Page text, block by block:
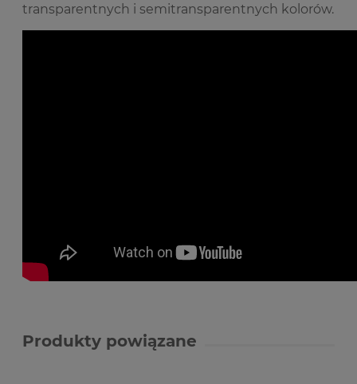
transparentnych i semitransparentnych kolorów.
Produkty powiązane